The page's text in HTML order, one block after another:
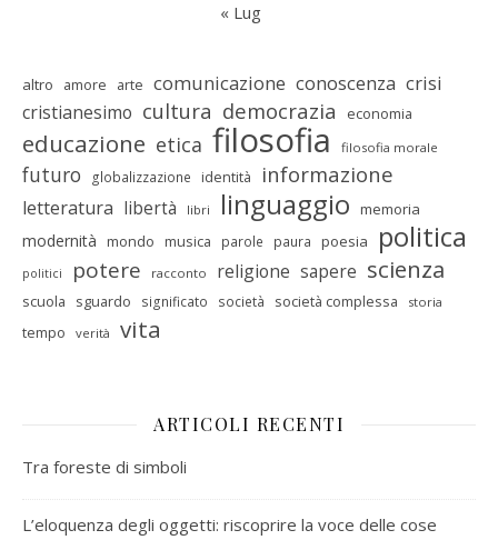
« Lug
altro amore arte comunicazione conoscenza crisi
cristianesimo cultura democrazia economia
educazione etica filosofia filosofia morale
futuro globalizzazione identità informazione
letteratura libertà libri linguaggio memoria
modernità mondo musica parole paura poesia politica
politici potere racconto religione sapere scienza
scuola sguardo significato società società complessa storia
tempo verità vita
ARTICOLI RECENTI
Tra foreste di simboli
L’eloquenza degli oggetti: riscoprire la voce delle cose